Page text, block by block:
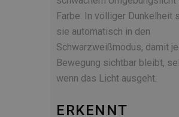
Farbe. In völliger Dunkelheit
sie automatisch in den
Schwarzweißmodus, damit
Bewegung sichtbar bleibt,
wenn das Licht ausgeht.
ERKENNT